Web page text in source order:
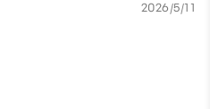
2026/5/11